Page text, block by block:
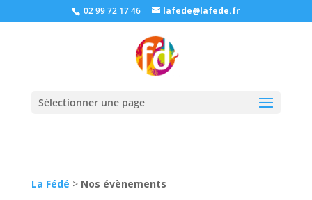
02 99 72 17 46 lafede@lafede.fr
Sélectionner une page
La Fédé > Nos évènements